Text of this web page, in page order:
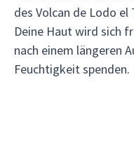
des Volcan de Lodo
Deine Haut wird sich
nach einem längeren
Feuchtigkeit spenden.